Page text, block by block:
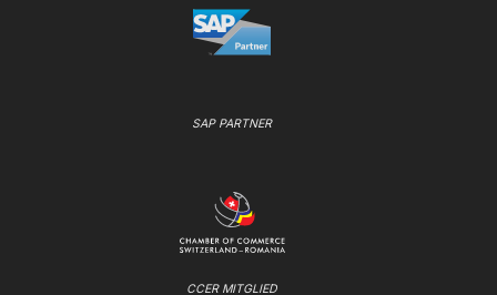
SAP PARTNER
CCER MITGLIED